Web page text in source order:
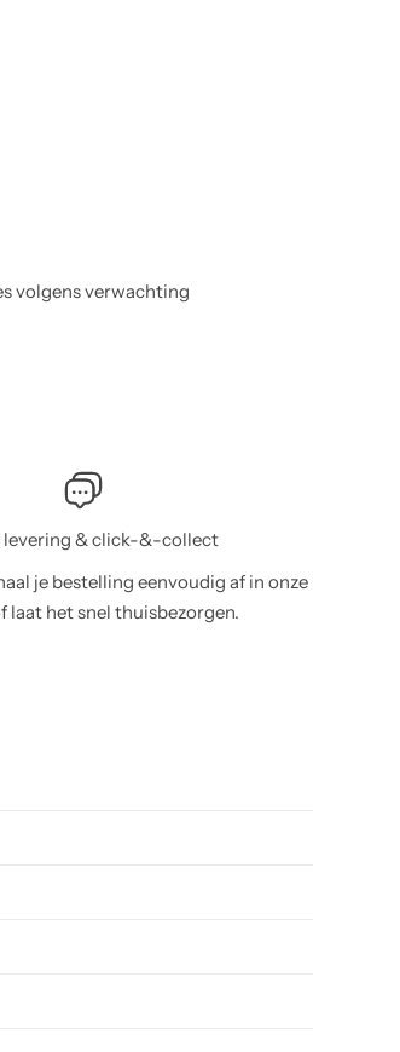
kleding, duidelijke website. Zou het fijn vinden
levering & click-&-collect
je bestelling eenvoudig af in onze
laat het snel thuisbezorgen.